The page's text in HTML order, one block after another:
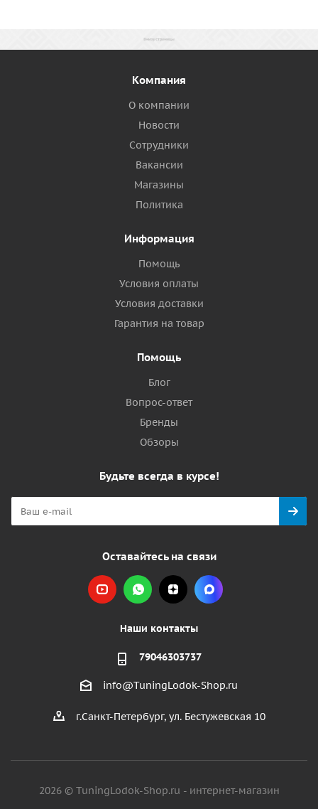
Компания
О компании
Новости
Сотрудники
Вакансии
Магазины
Политика
Информация
Помощь
Условия оплаты
Условия доставки
Гарантия на товар
Помощь
Блог
Вопрос-ответ
Бренды
Обзоры
Будьте всегда в курсе!
Оставайтесь на связи
Наши контакты
79046303737
info@TuningLodok-Shop.ru
г.Санкт-Петербург, ул. Бестужевская 10
2026 © TuningLodok-Shop.ru - интернет-магазин